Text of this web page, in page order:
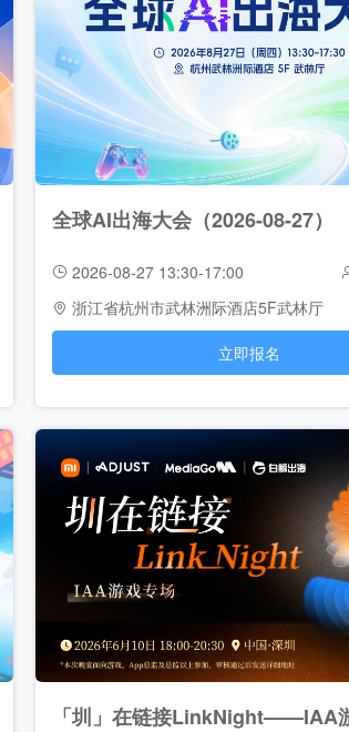
全球AI出海大会（2026-08-27）
2026-08-27 13:30-17:00
浙江省杭州市武林洲际酒店5F武林厅
立即报名